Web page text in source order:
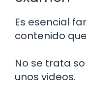
Es esencial
contenido
No se trata
unos videos.